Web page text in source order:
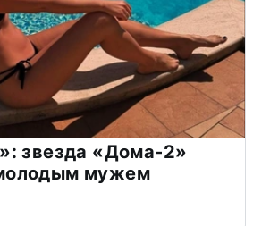
звезда «Дома-2»
мужем